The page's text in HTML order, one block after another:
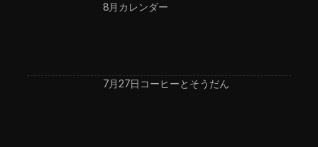
8月カレンダー
7月27日コーヒーとそうだん